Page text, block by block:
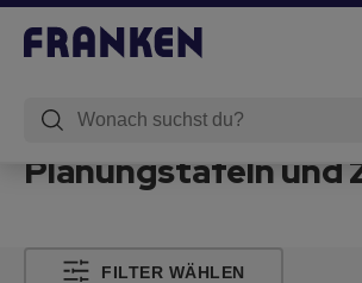
Planungstafeln und
FILTER WÄHLEN